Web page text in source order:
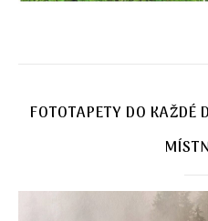
FOTOTAPETY DO KAŽDÉ